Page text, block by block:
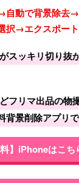
自動で背景除去
→エクスポート
スッキリ切り抜
フリマ出品の物
背景削除アプリ
料】iPhoneはこち